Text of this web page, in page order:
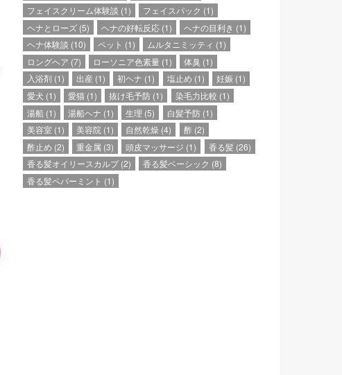
フェイスクリーム体験談 (1) フェイスパック (1)
ヘナとローズ (5) ヘナの好転反応 (1) ヘナの目利き (1)
ヘナ体験談 (10) ペット (1) ムルタニミッティ (1)
ロングヘア (7) ローソニア色素量 (1) 体臭 (1)
入浴剤 (1) 出産 (1) 初ヘナ (1) 塩止め (1) 妊娠(1)
愛犬 (1) 愛猫 (1) 抜け毛予防 (1) 染毛力比較 (1)
湯船 (1) 湯船ヘナ (1) 生理 (5) 白髪予防(1)
美容室 (1) 美容院 (1) 自然乾燥 (4) 酢(2)
酢止め (2) 重金属 (3) 頭皮マッサージ (1) 香る髪(26)
香る髪オイリースカルプ (2) 香る髪ベーシック (8)
香る髪ペパーミント (1)